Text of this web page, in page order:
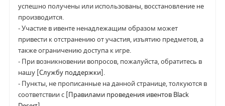
успешно получены или использованы, восстановление не
производится.
- Участие в ивенте ненадлежащим образом может
привести к отстранению от участия, изъятию предметов, а
также ограничению доступа к игре.
- При возникновении вопросов, пожалуйста, обратитесь в
нашу [Службу поддержки].
- Пункты, не прописанные на данной странице, толкуются в
соответствии с [Правилами проведения ивентов Black